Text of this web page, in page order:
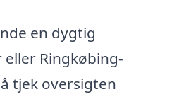
en dygtig
Ringkøbing-
tjek oversigten